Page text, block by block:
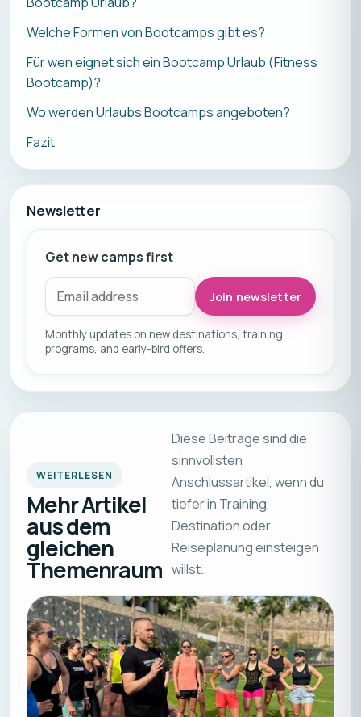
Welche Formen von Bootcamps gibt es?
Für wen eignet sich ein Bootcamp Urlaub (Fitness
Bootcamp)?
Wo werden Urlaubs Bootcamps angeboten?
Fazit
Newsletter
Get new camps first
Join newsletter
Monthly updates on new destinations, training
programs, and early-bird offers.
WEITERLESEN
Mehr Artikel
aus dem
gleichen
Themenraum
Diese Beiträge sind die
sinnvollsten
Anschlussartikel, wenn du
tiefer in Training,
Destination oder
Reiseplanung einsteigen
willst.